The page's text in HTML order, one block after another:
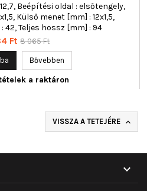
Beépítési oldal : elsőtengely,
Külső menet [mm] : 12x1,5,
42, Teljes hossz [mm] : 94
Ft Normál
8 065 Ft
Bővebben
a raktáron
VISSZA A TETEJÉRE 
